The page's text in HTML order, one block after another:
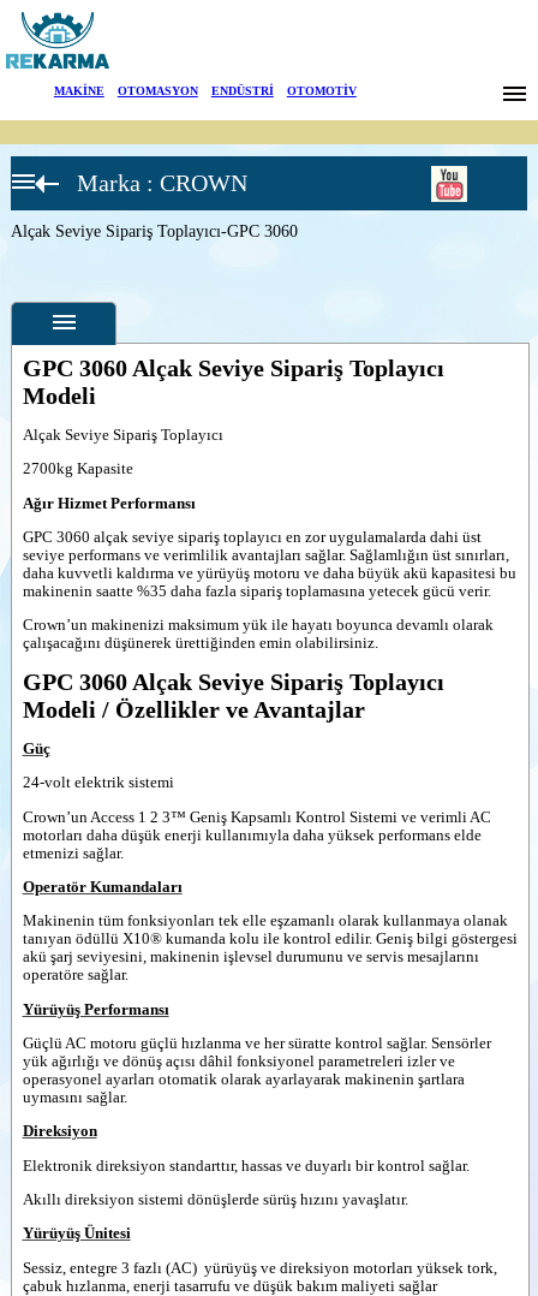
MAKİNE| OTOMASYON| ENDÜSTRİ| OTOMOTİV
Hakkımızda
Marka : CROWN
Alçak
Seviye
Sipariş
Toplayıcı
Alçak
Toplayıcı-
GPC 3020
Alçak
Sipariş
GPC 3040
Seviye
Sipariş
Toplayıcı
Alçak
Seviye
Toplayıcı-
GPC
Alçak
Seviye
Sipariş
Toplayıcı-
Çatalı
kaldırmalı-
Makas
Kaldırma
Çatallı
Seviye
Toplayıcı-
GPC 3055
Alçak Seviye Sipariş Toplayıcı-GPC 3060
--Genel
Ürün
Fotoğrafları
--Crown
Çalışma
Videolar
Dokümanlar
Ürünler
Benzer
GPC 3060 Alçak Seviye Sipariş Toplayıcı
Modeli
Alçak Seviye Sipariş Toplayıcı
2700kg Kapasite
Ağır Hizmet Performansı
GPC 3060 alçak seviye sipariş toplayıcı en zor uygulamalarda dahi üst
seviye performans ve verimlilik avantajları sağlar. Sağlamlığın üst sınırları,
daha kuvvetli kaldırma ve yürüyüş motoru ve daha büyük akü kapasitesi bu
makinenin saatte %35 daha fazla sipariş toplamasına yetecek gücü verir.
Crown’un makinenizi maksimum yük ile hayatı boyunca devamlı olarak
çalışacağını düşünerek ürettiğinden emin olabilirsiniz.
GPC 3060 Alçak Seviye Sipariş Toplayıcı
Modeli / Özellikler ve Avantajlar
Güç
24-volt elektrik sistemi
Crown’un Access 1 2 3™ Geniş Kapsamlı Kontrol Sistemi ve verimli AC
motorları daha düşük enerji kullanımıyla daha yüksek performans elde
etmenizi sağlar.
Operatör Kumandaları
Makinenin tüm fonksiyonları tek elle eşzamanlı olarak kullanmaya olanak
tanıyan ödüllü X10® kumanda kolu ile kontrol edilir. Geniş bilgi göstergesi
akü şarj seviyesini, makinenin işlevsel durumunu ve servis mesajlarını
operatöre sağlar.
Yürüyüş Performansı
Güçlü AC motoru güçlü hızlanma ve her süratte kontrol sağlar. Sensörler
yük ağırlığı ve dönüş açısı dâhil fonksiyonel parametreleri izler ve
operasyonel ayarları otomatik olarak ayarlayarak makinenin şartlara
uymasını sağlar.
Direksiyon
Elektronik direksiyon standarttır, hassas ve duyarlı bir kontrol sağlar.
Akıllı direksiyon sistemi dönüşlerde sürüş hızını yavaşlatır.
Yürüyüş Ünitesi
Sessiz, entegre 3 fazlı (AC) yürüyüş ve direksiyon motorları yüksek tork,
çabuk hızlanma, enerji tasarrufu ve düşük bakım maliyeti sağlar